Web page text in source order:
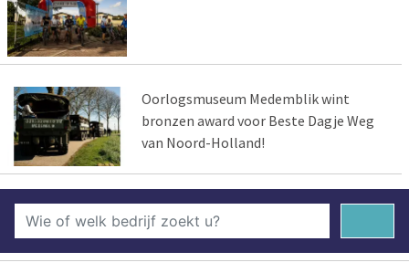
Oorlogsmuseum Medemblik wint
bronzen award voor Beste Dagje Weg
van Noord-Holland!